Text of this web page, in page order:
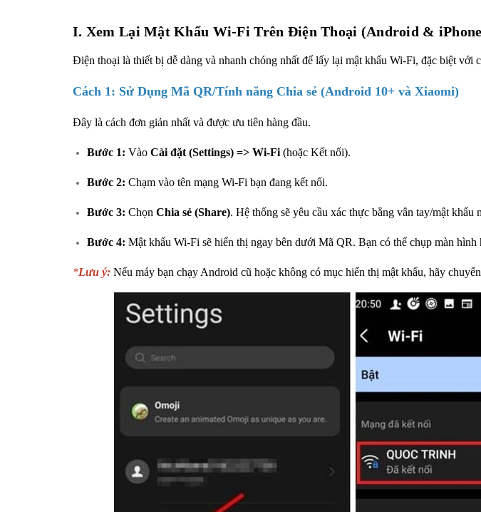
I. Xem Lại Mật Khẩu Wi-Fi Trên Điện Thoại (Android &
Điện thoại là thiết bị dễ dàng và nhanh chóng nhất để lấy lại mật khẩu Wi-Fi, đặc biệt với
Cách 1: Sử Dụng Mã QR/Tính năng Chia sẻ (Android 10+ và Xiaomi)
Đây là cách đơn giản nhất và được ưu tiên hàng đầu.
Bước 1: Vào Cài đặt (Settings) => Wi-Fi (hoặc Kết nối).
Bước 2: Chạm vào tên mạng Wi-Fi bạn đang kết nối.
Bước 3: Chọn Chia sẻ (Share). Hệ thống sẽ yêu cầu xác thực bằng vân tay/mật khẩu
Bước 4: Mật khẩu Wi-Fi sẽ hiển thị ngay bên dưới Mã QR. Bạn có thể chụp màn
*Lưu ý: Nếu máy bạn chạy Android cũ hoặc không có mục hiển thị mật khẩu, hãy